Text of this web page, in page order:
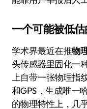
一个可能被低
学术界最近在推物
头传感器里固化一
上自带一张物理指
和GPS，生成唯一
的物理特性上，几